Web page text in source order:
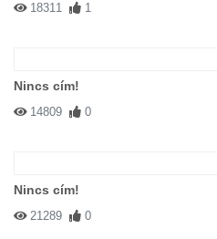
18311 1
Nincs cím!
14809 0
Nincs cím!
21289 0